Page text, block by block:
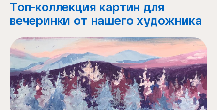
Топ-коллекция картин для
вечеринки от нашего художника